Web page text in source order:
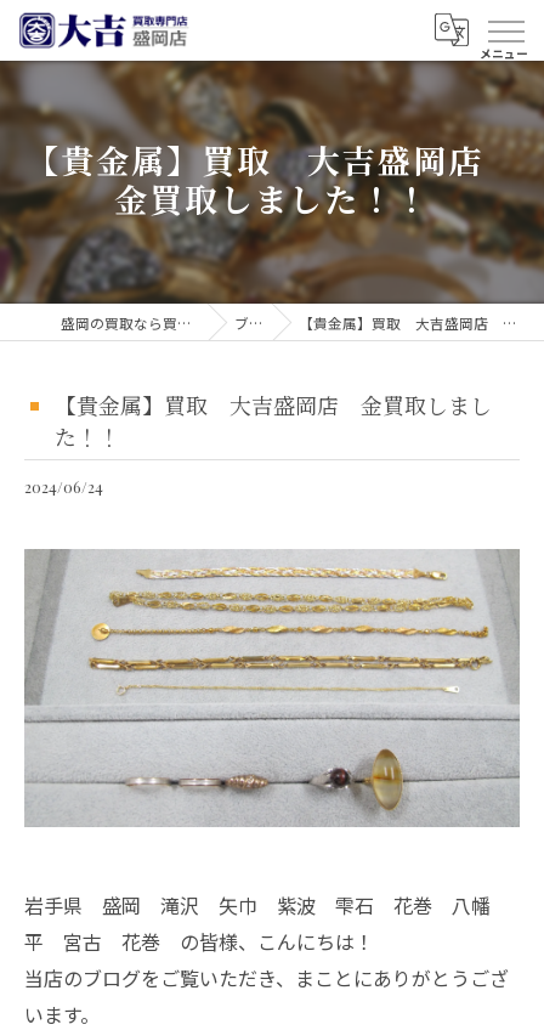
【貴金属】買取 大吉盛岡店
金買取しました！！
盛岡の買取なら買取大吉 盛岡店 ブログ 【貴金属】買取 大吉盛岡店 金買取しました！！
【貴金属】買取 大吉盛岡店 金買取しまし
た！！
2024/06/24
岩手県 盛岡 滝沢 矢巾 紫波 雫石 花巻 八幡
平 宮古 花巻 の皆様、こんにちは！
当店のブログをご覧いただき、まことにありがとうござ
います。